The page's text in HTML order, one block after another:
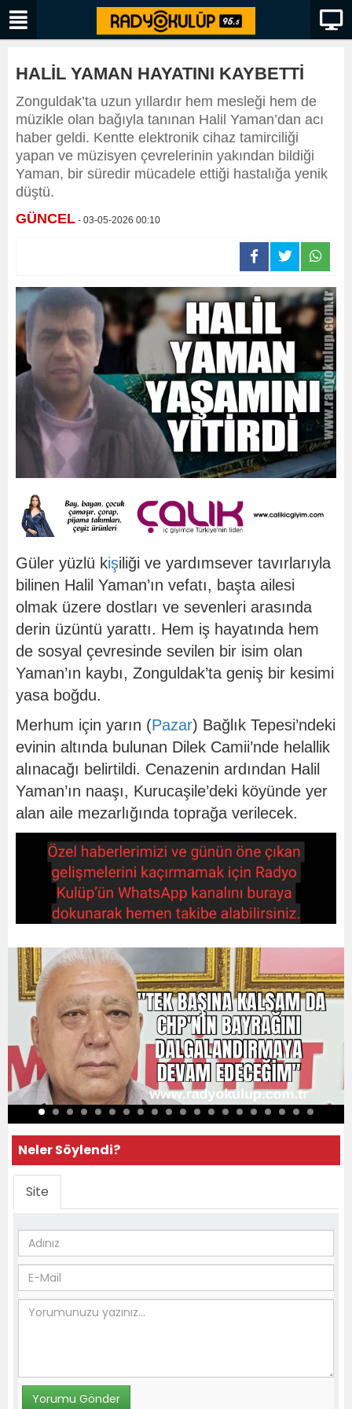
HALİL YAMAN HAYATINI KAYBETTİ
Zonguldak’ta uzun yıllardır hem mesleği hem de
müzikle olan bağıyla tanınan Halil Yaman’dan acı
haber geldi. Kentte elektronik cihaz tamirciliği
yapan ve müzisyen çevrelerinin yakından bildiği
Yaman, bir süredir mücadele ettiği hastalığa yenik
düştü.
GÜNCEL - 03-05-2026 00:10
Güler yüzlü kişiliği ve yardımsever tavırlarıyla
bilinen Halil Yaman’ın vefatı, başta ailesi
olmak üzere dostları ve sevenleri arasında
derin üzüntü yarattı. Hem iş hayatında hem
de sosyal çevresinde sevilen bir isim olan
Yaman’ın kaybı, Zonguldak’ta geniş bir kesimi
yasa boğdu.
Merhum için yarın (Pazar) Bağlık Tepesi’ndeki
evinin altında bulunan Dilek Camii’nde helallik
alınacağı belirtildi. Cenazenin ardından Halil
Yaman’ın naaşı, Kurucaşile’deki köyünde yer
alan aile mezarlığında toprağa verilecek.
Neler Söylendi?
Site